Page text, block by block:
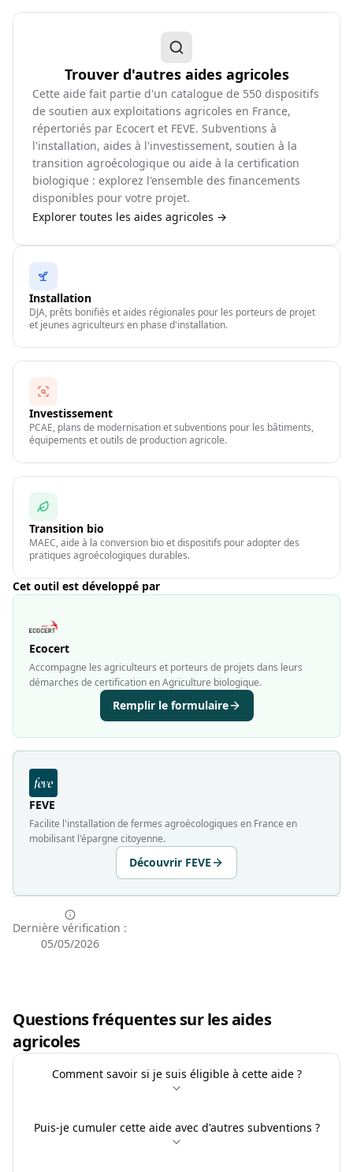
Trouver d'autres aides agricoles
Cette aide fait partie d'un catalogue de 550 dispositifs
de soutien aux exploitations agricoles en France,
répertoriés par Ecocert et FEVE. Subventions à
l'installation, aides à l'investissement, soutien à la
transition agroécologique ou aide à la certification
biologique : explorez l'ensemble des financements
disponibles pour votre projet.
Explorer toutes les aides agricoles →
Installation
DJA, prêts bonifiés et aides régionales pour les porteurs de projet
et jeunes agriculteurs en phase d'installation.
Investissement
PCAE, plans de modernisation et subventions pour les bâtiments,
équipements et outils de production agricole.
Transition bio
MAEC, aide à la conversion bio et dispositifs pour adopter des
pratiques agroécologiques durables.
Cet outil est développé par
Ecocert
Accompagne les agriculteurs et porteurs de projets dans leurs
démarches de certification en Agriculture biologique.
Remplir le formulaire
FEVE
Facilite l'installation de fermes agroécologiques en France en
mobilisant l'épargne citoyenne.
Découvrir FEVE
Dernière vérification :
05/05/2026
Questions fréquentes sur les aides
agricoles
Comment savoir si je suis éligible à cette aide ?
Puis-je cumuler cette aide avec d'autres subventions ?